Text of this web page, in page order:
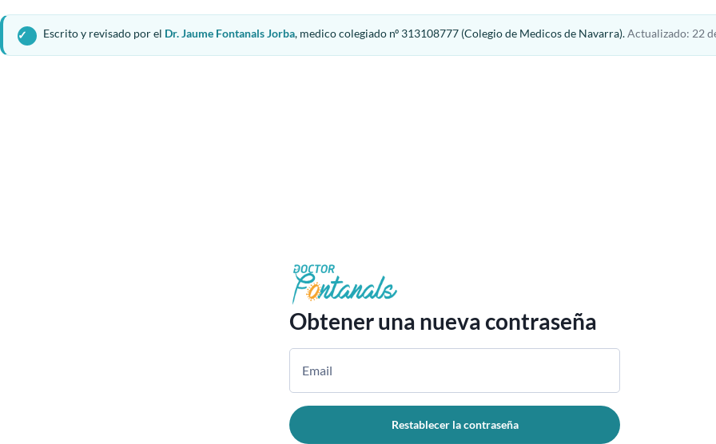
Escrito y revisado por el Dr. Jaume Fontanals Jorba, medico colegiado nº 313108777 (Colegio de Medicos de Navarra).Actualizado: 22
Obtener una nueva contraseña
Restablecer la contraseña